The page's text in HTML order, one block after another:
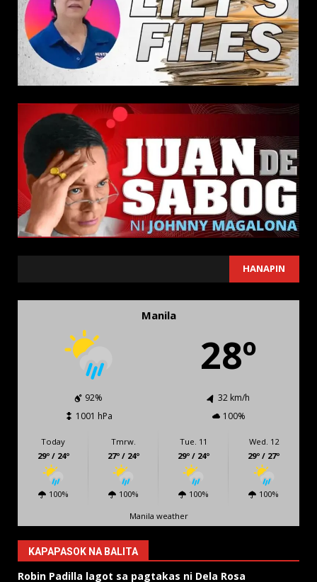
HANAPIN
Manila
28º
92%
32 km/h
1001 hPa
100%
Today
29º / 24º
100%
Tmrw.
27º / 24º
100%
Tue. 11
29º / 24º
100%
Wed. 12
29º / 27º
100%
Manila weather
KAPAPASOK NA BALITA
Robin Padilla lagot sa pagtakas ni Dela Rosa